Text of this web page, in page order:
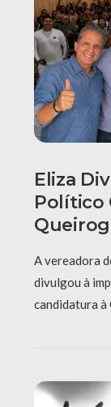
Eliza
Político
A vereadora
divulgou à
candidatura à